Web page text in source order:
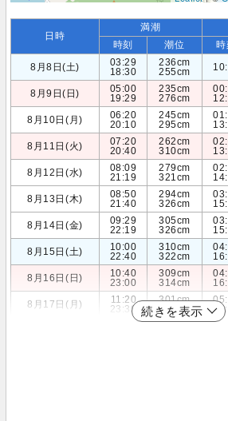
日時
満潮
時刻 潮位 時
8月8日(土)
03:29
18:30
236cm
255cm
8月9日(日)
05:00
19:29
235cm
276cm
8月10日(月)
06:20
20:10
245cm
295cm
8月11日(火)
07:20
20:40
262cm
310cm
8月12日(水)
08:09
21:19
279cm
321cm
8月13日(木)
08:50
21:40
294cm
326cm
8月14日(金)
09:29
22:19
305cm
326cm
8月15日(土)
10:00
22:40
310cm
322cm
8月16日(日)
10:40
23:00
309cm
314cm
8月17日(月)
11:20
23:39
301cm
303cm
続きを表示